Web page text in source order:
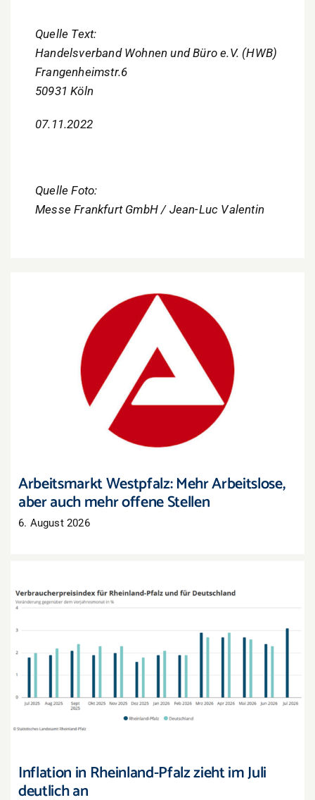
Quelle Text:
Handelsverband Wohnen und Büro e.V. (HWB)
Frangenheimstr.6
50931 Köln
07.11.2022
Quelle Foto:
Messe Frankfurt GmbH / Jean-Luc Valentin
Arbeitsmarkt Westpfalz: Mehr Arbeitslose, aber
auch mehr offene Stellen
Arbeitsmarkt Westpfalz: Mehr Arbeitslose,
aber auch mehr offene Stellen
6. August 2026
Inflation in Rheinland-Pfalz zieht im Juli deutlich
Inflation in Rheinland-Pfalz zieht im Juli
deutlich an